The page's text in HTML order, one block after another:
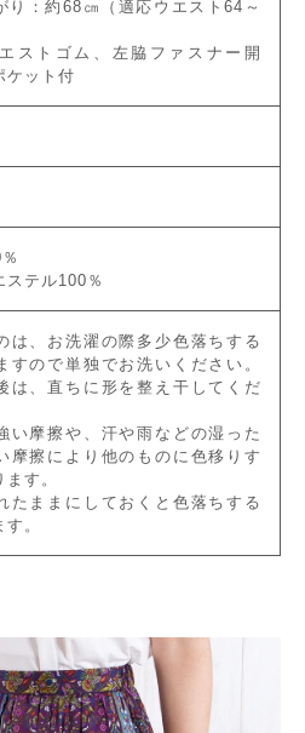
り：約68㎝（適応ウエスト64～
ストゴム、左脇ファスナー開
ケット付
ステル100％
は、お洗濯の際多少色落ちする
すので単独でお洗いください。
は、直ちに形を整え干してくだ
い摩擦や、汗や雨などの湿った
摩擦により他のものに色移りす
す。
たままにしておくと色落ちする
。